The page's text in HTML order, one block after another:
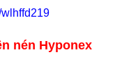
wlhffd219
nén Hyponex